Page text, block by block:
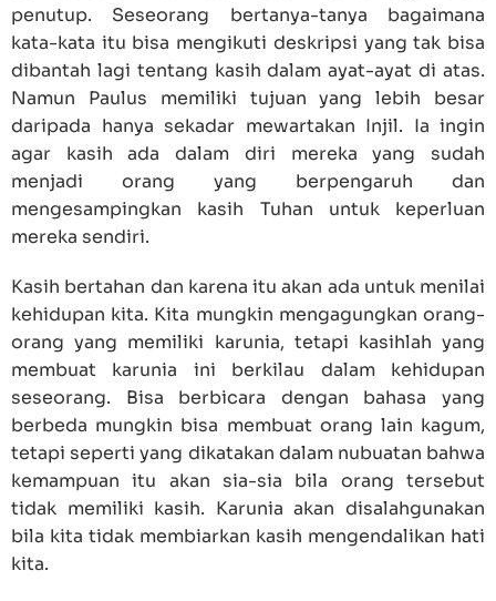
penutup. Seseorang bertanya-tanya bagaimana
kata-kata itu bisa mengikuti deskripsi yang tak bisa
dibantah lagi tentang kasih dalam ayat-ayat di atas.
Namun Paulus memiliki tujuan yang lebih besar
daripada hanya sekadar mewartakan Injil. Ia ingin
agar kasih ada dalam diri mereka yang sudah
menjadi orang yang berpengaruh dan
mengesampingkan kasih Tuhan untuk keperluan
mereka sendiri.
Kasih bertahan dan karena itu akan ada untuk menilai
kehidupan kita. Kita mungkin mengagungkan orang-
orang yang memiliki karunia, tetapi kasihlah yang
membuat karunia ini berkilau dalam kehidupan
seseorang. Bisa berbicara dengan bahasa yang
berbeda mungkin bisa membuat orang lain kagum,
tetapi seperti yang dikatakan dalam nubuatan bahwa
kemampuan itu akan sia-sia bila orang tersebut
tidak memiliki kasih. Karunia akan disalahgunakan
bila kita tidak membiarkan kasih mengendalikan hati
kita.